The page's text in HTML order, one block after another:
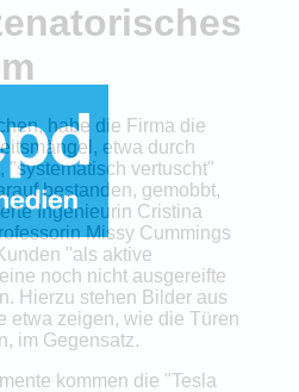
habe die Firma die
etwa durch
"systematisch vertuscht"
bestanden, gemobbt,
Ingenieurin Cristina
Missy Cummings
"als aktive
noch nicht ausgereifte
Hierzu stehen Bilder aus
etwa zeigen, wie die Türen
im Gegensatz.
kommen die "Tesla